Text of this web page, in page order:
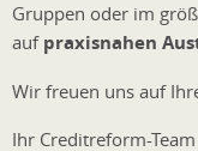
Gruppen oder im
auf praxisnahen
Wir freuen uns auf
Ihr Creditreform-